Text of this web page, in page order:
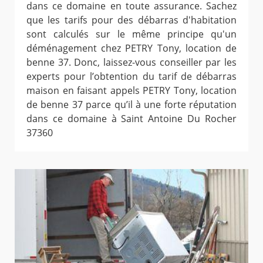
dans ce domaine en toute assurance. Sachez
que les tarifs pour des débarras d'habitation
sont calculés sur le même principe qu'un
déménagement chez PETRY Tony, location de
benne 37. Donc, laissez-vous conseiller par les
experts pour l’obtention du tarif de débarras
maison en faisant appels PETRY Tony, location
de benne 37 parce qu’il à une forte réputation
dans ce domaine à Saint Antoine Du Rocher
37360